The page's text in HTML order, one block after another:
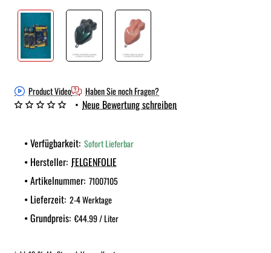
Product Video Haben Sie noch Fragen?
Verfügbarkeit: Sofort Lieferbar
Hersteller: FELGENFOLIE
Artikelnummer: 71007105
Lieferzeit: 2-4 Werktage
Grundpreis: €44.99 / Liter
• Neue Bewertung schreiben